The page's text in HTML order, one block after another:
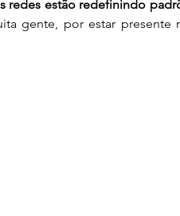
redes estão redefinindo
gente, por estar presente